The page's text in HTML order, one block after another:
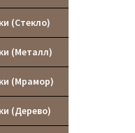
(Стекло)
(Металл)
(Мрамор)
(Дерево)